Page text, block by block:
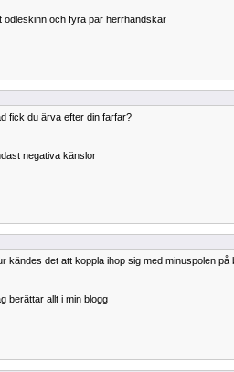
ödleskinn och fyra par herrhandskar
fick du ärva efter din farfar?
negativa känslor
kändes det att koppla ihop sig med minuspolen på
berättar allt i min blogg